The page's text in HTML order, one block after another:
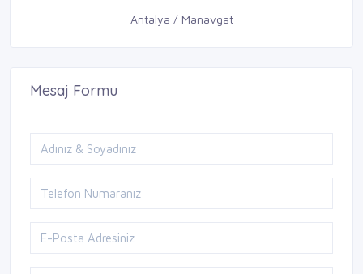
Antalya / Manavgat
Mesaj Formu